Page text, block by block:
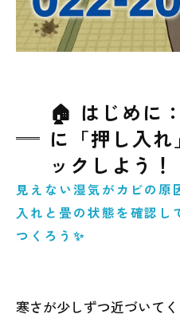
🏠 はじめに
に「押し入
ックしよう！
見えない湿気がカビの原
入れと畳の状態を確認し
つくろう✨
寒さが少しずつ近づいて